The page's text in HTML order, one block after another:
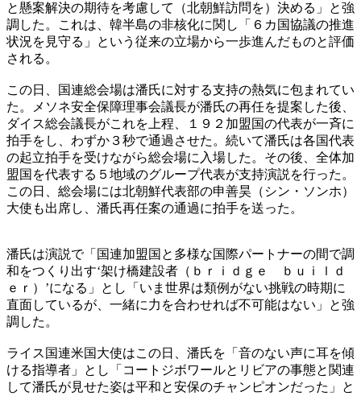
と懸案解決の期待を考慮して（北朝鮮訪問を）決める」と強
調した。これは、韓半島の非核化に関し「６カ国協議の推進
状況を見守る」という従来の立場から一歩進んだものと評価
される。
この日、国連総会場は潘氏に対する支持の熱気に包まれてい
た。メソネ安全保障理事会議長が潘氏の再任を提案した後、
ダイス総会議長がこれを上程、１９２加盟国の代表が一斉に
拍手をし、わずか３秒で通過させた。続いて潘氏は各国代表
の起立拍手を受けながら総会場に入場した。その後、全体加
盟国を代表する５地域のグループ代表が支持演説を行った。
この日、総会場には北朝鮮代表部の申善昊（シン・ソンホ）
大使も出席し、潘氏再任案の通過に拍手を送った。
潘氏は演説で「国連加盟国と多様な国際パートナーの間で調
和をつくり出す‘架け橋建設者（ｂｒｉｄｇｅ ｂｕｉｌｄ
ｅｒ）’になる」とし「いま世界は類例がない挑戦の時期に
直面しているが、一緒に力を合わせれば不可能はない」と強
調した。
ライス国連米国大使はこの日、潘氏を「音のない声に耳を傾
ける指導者」とし「コートジボワールとリビアの事態と関連
して潘氏が見せた姿は平和と安保のチャンピオンだった」と